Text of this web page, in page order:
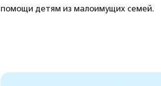
помощи детям из малоимущих семей.